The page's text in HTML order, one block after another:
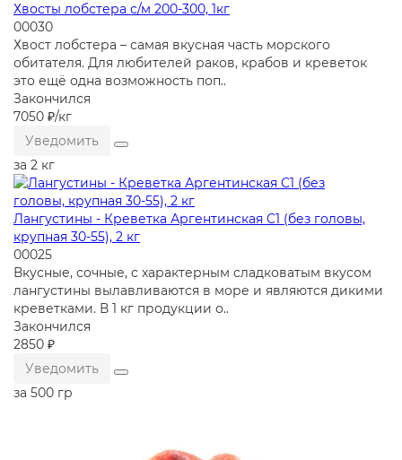
Хвосты лобстера с/м 200-300, 1кг
00030
Хвост лобстера – самая вкусная часть морского
обитателя. Для любителей раков, крабов и креветок
это ещё одна возможность поп..
Закончился
7050 ₽/кг
Уведомить
за 2 кг
Лангустины - Креветка Аргентинская C1 (без головы,
крупная 30-55), 2 кг
00025
Вкусные, сочные, с характерным сладковатым вкусом
лангустины вылавливаются в море и являются дикими
креветками. В 1 кг продукции о..
Закончился
2850 ₽
Уведомить
за 500 гр